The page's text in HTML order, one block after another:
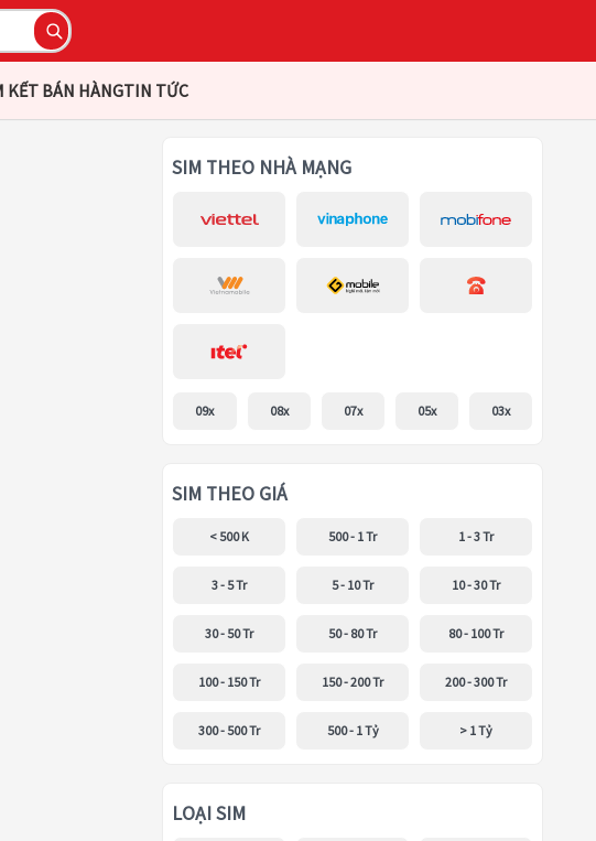
KẾT BÁN HÀNGTIN TỨC
SIM THEO NHÀ MẠNG
09x 08x 07x 05x 03x
SIM THEO GIÁ
< 500 K 500 - 1 Tr 1 - 3 Tr
3 - 5 Tr 5 - 10 Tr 10 - 30 Tr
30 - 50 Tr 50 - 80 Tr 80 - 100 Tr
100 - 150 Tr 150 - 200 Tr 200 - 300 Tr
300 - 500 Tr 500 - 1 Tỷ > 1 Tỷ
LOẠI SIM